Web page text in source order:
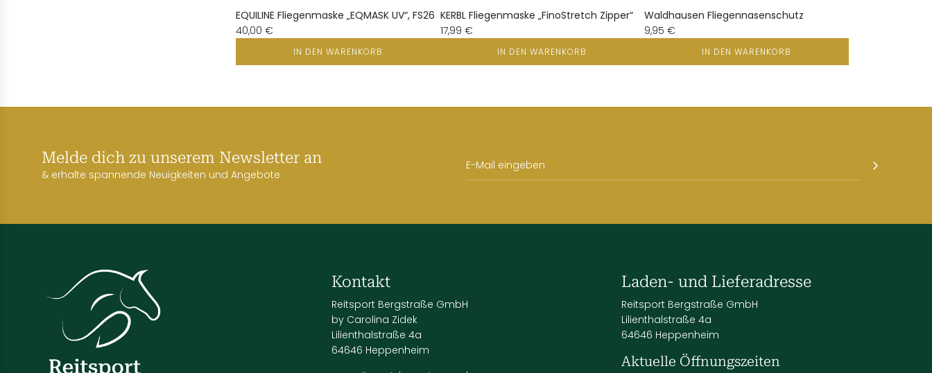
EQUILINE Fliegenmaske „EQMASK UV“, FS26
40,00 €
IN DEN WARENKORB
KERBL Fliegenmaske „FinoStretch Zipper“
17,99 €
IN DEN WARENKORB
Waldhausen Fliegennasenschutz
9,95 €
IN DEN WARENKORB
Melde dich zu unserem Newsletter an
& erhalte spannende Neuigkeiten und Angebote
Kontakt
Reitsport Bergstraße GmbH
by Carolina Zidek
Lilienthalstraße 4a
64646 Heppenheim
Laden- und Lieferadresse
Reitsport Bergstraße GmbH
Lilienthalstraße 4a
64646 Heppenheim
Aktuelle Öffnungszeiten